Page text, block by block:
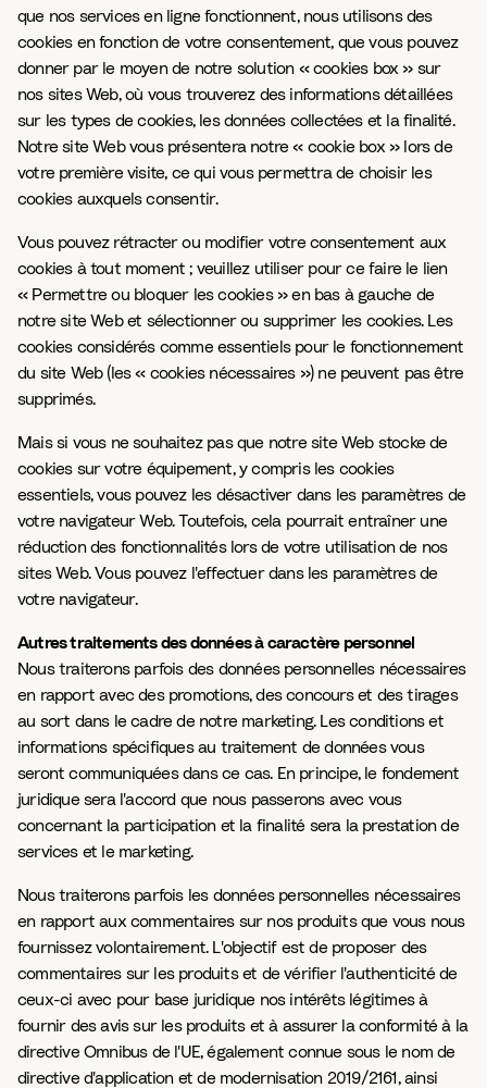
que nos services en ligne fonctionnent, nous utilisons des
cookies en fonction de votre consentement, que vous pouvez
donner par le moyen de notre solution « cookies box » sur
nos sites Web, où vous trouverez des informations détaillées
sur les types de cookies, les données collectées et la finalité.
Notre site Web vous présentera notre « cookie box » lors de
votre première visite, ce qui vous permettra de choisir les
cookies auxquels consentir.
Vous pouvez rétracter ou modifier votre consentement aux
cookies à tout moment ; veuillez utiliser pour ce faire le lien
« Permettre ou bloquer les cookies » en bas à gauche de
notre site Web et sélectionner ou supprimer les cookies. Les
cookies considérés comme essentiels pour le fonctionnement
du site Web (les « cookies nécessaires ») ne peuvent pas être
supprimés.
Mais si vous ne souhaitez pas que notre site Web stocke de
cookies sur votre équipement, y compris les cookies
essentiels, vous pouvez les désactiver dans les paramètres de
votre navigateur Web. Toutefois, cela pourrait entraîner une
réduction des fonctionnalités lors de votre utilisation de nos
sites Web. Vous pouvez l'effectuer dans les paramètres de
votre navigateur.
Autres traitements des données à caractère personnel
Nous traiterons parfois des données personnelles nécessaires
en rapport avec des promotions, des concours et des tirages
au sort dans le cadre de notre marketing. Les conditions et
informations spécifiques au traitement de données vous
seront communiquées dans ce cas. En principe, le fondement
juridique sera l'accord que nous passerons avec vous
concernant la participation et la finalité sera la prestation de
services et le marketing.
Nous traiterons parfois les données personnelles nécessaires
en rapport aux commentaires sur nos produits que vous nous
fournissez volontairement. L'objectif est de proposer des
commentaires sur les produits et de vérifier l'authenticité de
ceux-ci avec pour base juridique nos intérêts légitimes à
fournir des avis sur les produits et à assurer la conformité à la
directive Omnibus de l'UE, également connue sous le nom de
directive d'application et de modernisation 2019/2161, ainsi